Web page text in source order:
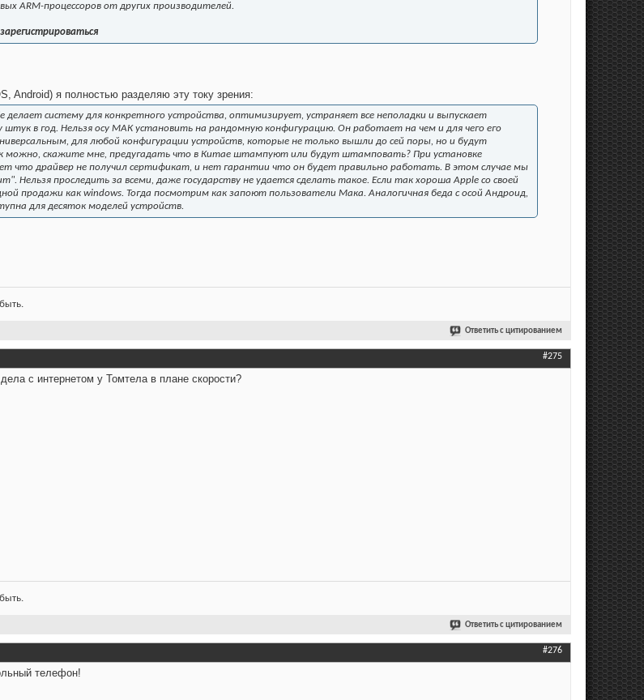
ARM-процессоров от других производителей.
Android) я полностью разделяю эту току зрения:
систему для конкретного устройства, оптимизирует, устраняет все неполадки и выпускает
в год. Нельзя осу МАК установить на рандомную конфигурацию. Он работает на чем и для чего его
для любой конфигурации устройств, которые не только вышли до сей поры, но и будут
можно, скажите мне, предугадать что в Китае штампуют или будут штамповать? При установке
что драйвер не получил сертификат, и нет гарантии что он будет правильно работать. В этом случае мы
Нельзя проследить за всеми, даже государству не удается сделать такое. Если так хороша Apple со своей
продажи как windows. Тогда посмотрим как запоют пользователи Мака. Аналогичная беда с осой Андроид,
для десяток моделей устройств.
Ответить с цитированием
#275
с интернетом у Томтела в плане скорости?
Ответить с цитированием
#276
телефон!